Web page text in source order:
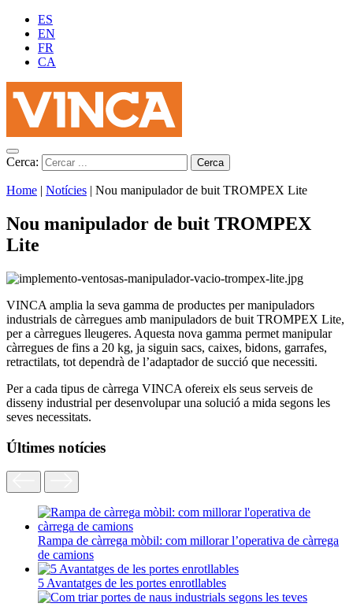
ES
EN
FR
CA
Cerca:
Home | Notícies | Nou manipulador de buit TROMPEX Lite
Nou manipulador de buit TROMPEX
Lite
VINCA amplia la seva gamma de productes per manipuladors
industrials de càrregues amb manipuladors de buit TROMPEX Lite,
per a càrregues lleugeres. Aquesta nova gamma permet manipular
càrregues de fins a 20 kg, ja siguin sacs, caixes, bidons, garrafes,
retractilats, tot dependrà de l’adaptador de succió que necessiti.
Per a cada tipus de càrrega VINCA ofereix els seus serveis de
disseny industrial per desenvolupar una solució a mida segons les
seves necessitats.
Últimes notícies
Rampa de càrrega mòbil: com millorar l’operativa de càrrega
de camions
5 Avantatges de les portes enrotllables